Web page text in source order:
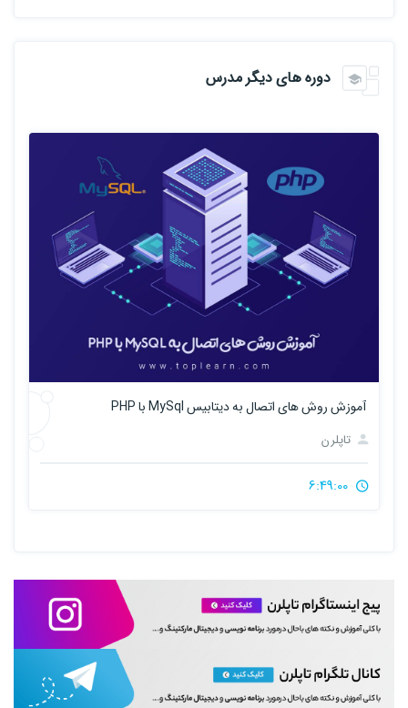
دوره های دیگر مدرس
آموزش روش های اتصال به دیتابیس MySql با PHP
تاپلرن